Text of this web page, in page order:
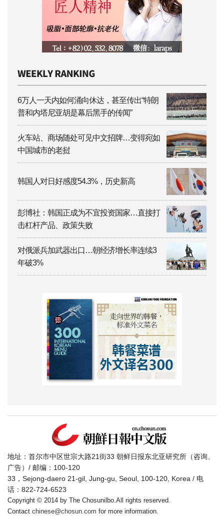
6万人一天内如何涌向休达，甚至传出“特朗
普和内塔尼亚胡是幕后黑手的传闻”
火车站、商场随处可见中文招牌…变得宛如
中国城市的老挝
韩国人对日好感度54.3%，历史新高
彭博社：韩国正成为不宜投资国家…直接打
击杠杆产品、政策失败
对俄派兵加武器出口…朝经济增长率连续3
年破3%
地址：首尔市中区世宗大路21街33 朝鲜日报东北亚研究所（咨询、
广告）/ 邮编：100-120
33，Sejong-daero 21-gil, Jung-gu, Seoul, 100-120, Korea / 电
话：822-724-6523
Copyright © 2014 by The Chosunilbo.All rights reserved.
Contact chinese@chosun.com for more information.